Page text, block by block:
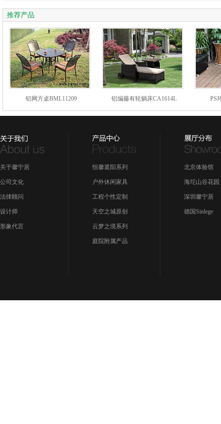
推荐产品
铝网方桌BML11209 铝编藤有轮躺床CA1614L PS
关于馨宁居
公司文化
法律顾问
设计师
形象代言
恒馨遮阳系列
户外休闲家具
工程个性定制
天空之城原创
云梦之境系列
庭院附属产品
北京体验馆
海坨山谷花园
深圳馨宁居
德国Sinlege